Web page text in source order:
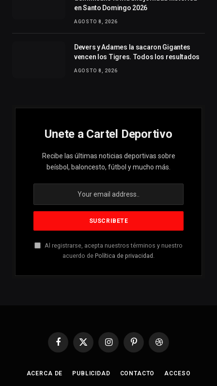
en Santo Domingo 2026
AGOSTO 8, 2026
Devers y Adames la sacaron Gigantes
vencen los Tigres. Todos los resultados
AGOSTO 8, 2026
Unete a Cartel Deportivo
Recibe las últimas noticias deportivas sobre
beísbol, baloncesto, fútbol y mucho más.
Al registrarse, acepta nuestros términos y nuestro
acuerdo de Política de privacidad .
Facebook
X
InstagramPinterestDribbble
ACERCA DE PUBLICIDAD CONTACTO ACCESO